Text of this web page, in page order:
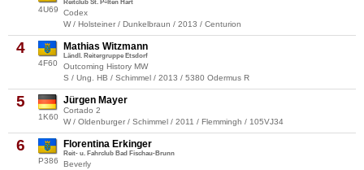
4U69
Reitclub St. P÷lten Hart
Codex
W / Holsteiner / Dunkelbraun / 2013 / Centurion
4
4F60
Mathias Witzmann
Ländl. Reitergruppe Etsdorf
Outcoming History MW
S / Ung. HB / Schimmel / 2013 / 5380 Odermus R
5
1K60
Jürgen Mayer
Cortado 2
W / Oldenburger / Schimmel / 2011 / Flemmingh / 105VJ34
6
P386
Florentina Erkinger
Reit- u. Fahrclub Bad Fischau-Brunn
Beverly